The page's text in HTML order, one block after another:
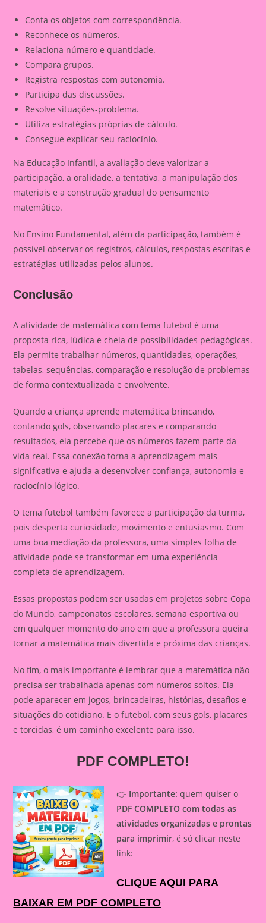
Conta os objetos com correspondência.
Reconhece os números.
Relaciona número e quantidade.
Compara grupos.
Registra respostas com autonomia.
Participa das discussões.
Resolve situações-problema.
Utiliza estratégias próprias de cálculo.
Consegue explicar seu raciocínio.
Na Educação Infantil, a avaliação deve valorizar a
participação, a oralidade, a tentativa, a manipulação dos
materiais e a construção gradual do pensamento
matemático.
No Ensino Fundamental, além da participação, também é
possível observar os registros, cálculos, respostas escritas e
estratégias utilizadas pelos alunos.
Conclusão
A atividade de matemática com tema futebol é uma
proposta rica, lúdica e cheia de possibilidades pedagógicas.
Ela permite trabalhar números, quantidades, operações,
tabelas, sequências, comparação e resolução de problemas
de forma contextualizada e envolvente.
Quando a criança aprende matemática brincando,
contando gols, observando placares e comparando
resultados, ela percebe que os números fazem parte da
vida real. Essa conexão torna a aprendizagem mais
significativa e ajuda a desenvolver confiança, autonomia e
raciocínio lógico.
O tema futebol também favorece a participação da turma,
pois desperta curiosidade, movimento e entusiasmo. Com
uma boa mediação da professora, uma simples folha de
atividade pode se transformar em uma experiência
completa de aprendizagem.
Essas propostas podem ser usadas em projetos sobre Copa
do Mundo, campeonatos escolares, semana esportiva ou
em qualquer momento do ano em que a professora queira
tornar a matemática mais divertida e próxima das crianças.
No fim, o mais importante é lembrar que a matemática não
precisa ser trabalhada apenas com números soltos. Ela
pode aparecer em jogos, brincadeiras, histórias, desafios e
situações do cotidiano. E o futebol, com seus gols, placares
e torcidas, é um caminho excelente para isso.
PDF COMPLETO!
👉 Importante: quem quiser o
PDF COMPLETO com todas as
atividades organizadas e prontas
para imprimir, é só clicar neste
link:
CLIQUE AQUI PARA
BAIXAR EM PDF COMPLETO